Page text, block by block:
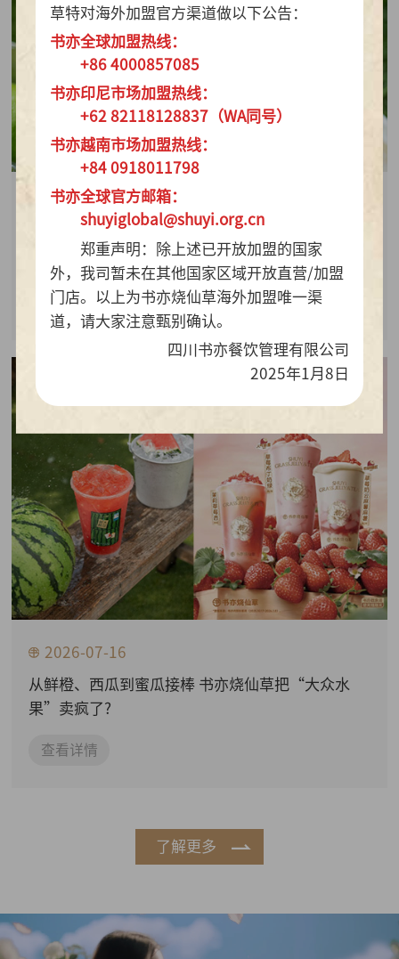
2026-07-28
质价比持续热销
查看详情
2026-07-16
从鲜橙、西瓜到蜜瓜接棒 书亦烧仙草把“大众水
果”卖疯了?
查看详情
了解更多
草特对海外加盟官方渠道做以下公告：
书亦全球加盟热线：
+86 4000857085
书亦印尼市场加盟热线：
+62 82118128837（WA同号）
书亦越南市场加盟热线：
+84 0918011798
书亦全球官方邮箱：
shuyiglobal@shuyi.org.cn
郑重声明：除上述已开放加盟的国家
外，我司暂未在其他国家区域开放直营/加盟
门店。以上为书亦烧仙草海外加盟唯一渠
道，请大家注意甄别确认。
四川书亦餐饮管理有限公司
2025年1月8日